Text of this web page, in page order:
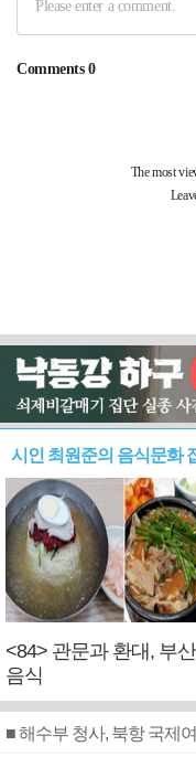
시인 최원준의 음식문화
<84> 관문과 환대, 부
음식
■ 해수부 청사, 북항 국제